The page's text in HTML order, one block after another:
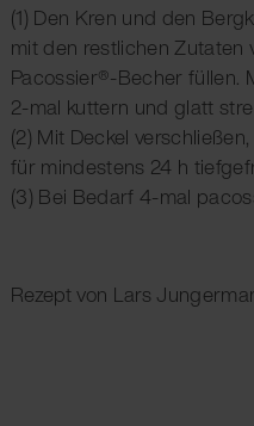
(1) Den Kren und den
mit den restlichen Zutaten
Pacossier®-Becher füllen.
2-mal kuttern und glatt
(2) Mit Deckel
für mindestens 24 h
(3) Bei Bedarf 4-mal
Rezept von Lars